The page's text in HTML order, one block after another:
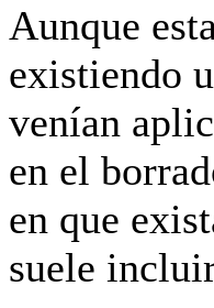
Aunque
existiendo
venían
en el
en que
suele